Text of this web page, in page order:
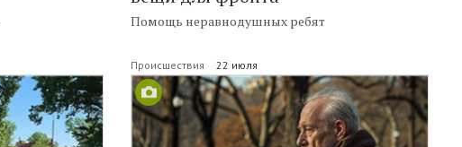
Помощь неравнодушных ребят
Происшествия 22 июля